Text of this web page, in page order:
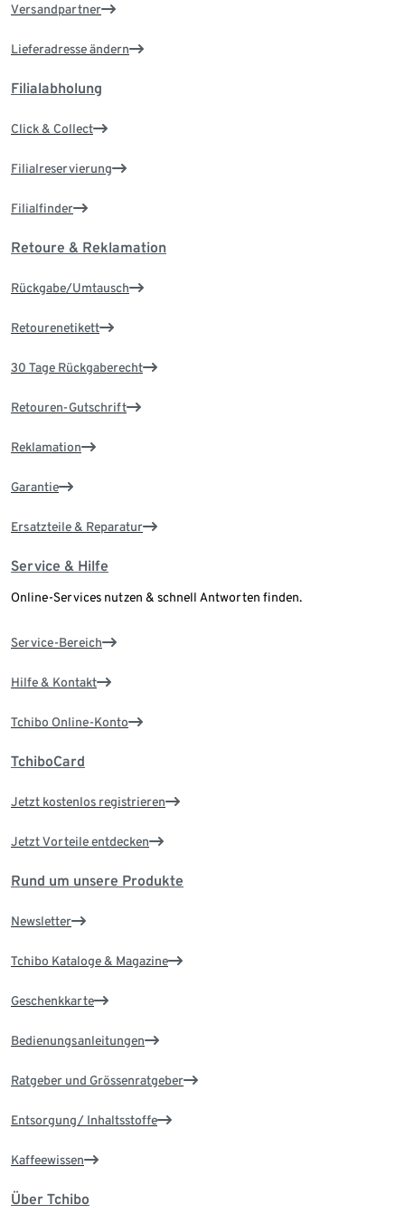
Versandpartner
Lieferadresse ändern
Filialabholung
Click & Collect
Filialreservierung
Filialfinder
Retoure & Reklamation
Rückgabe/Umtausch
Retourenetikett
30 Tage Rückgaberecht
Retouren-Gutschrift
Reklamation
Garantie
Ersatzteile & Reparatur
Service & Hilfe
Online-Services nutzen & schnell Antworten finden.
Service-Bereich
Hilfe & Kontakt
Tchibo Online-Konto
TchiboCard
Jetzt kostenlos registrieren
Jetzt Vorteile entdecken
Rund um unsere Produkte
Newsletter
Tchibo Kataloge & Magazine
Geschenkkarte
Bedienungsanleitungen
Ratgeber und Grössenratgeber
Entsorgung/ Inhaltsstoffe
Kaffeewissen
Über Tchibo